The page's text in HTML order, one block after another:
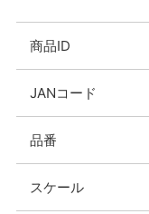
商品ID
JANコード
品番
スケール